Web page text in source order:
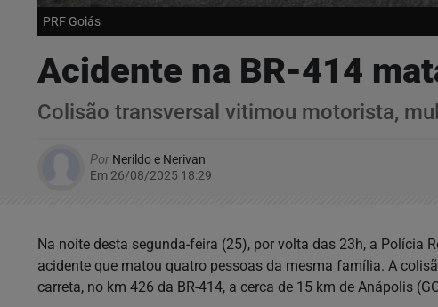
PRF Goiás
Acidente na BR-414
Colisão transversal vitimou motorista,
Por Nerildo e Nerivan
Em 26/08/2025 18:29
Na noite desta segunda-feira (25), por volta das 23h, a Polícia
acidente que matou quatro pessoas da mesma família. A
carreta, no km 426 da BR-414, a cerca de 15 km de Anápolis